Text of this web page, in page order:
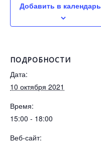
Добавить в календарь
ПОДРОБНОСТИ
Дата:
10 октября 2021
Время:
15:00 - 18:00
Веб-сайт: